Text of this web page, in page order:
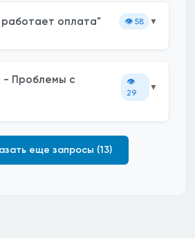
оплата" 👁️ 58 ▼
- Проблемы с
👁️
29
▼
еще запросы (13)